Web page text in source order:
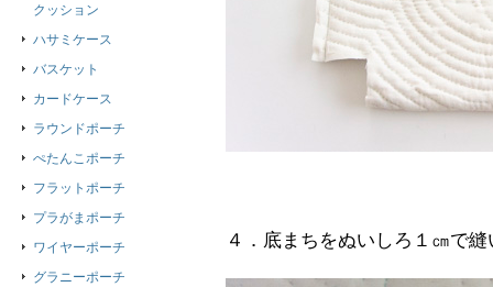
４．底まちをぬいしろ１㎝で
クッション
ハサミケース
バスケット
カードケース
ラウンドポーチ
ぺたんこポーチ
フラットポーチ
プラがまポーチ
ワイヤーポーチ
グラニーポーチ